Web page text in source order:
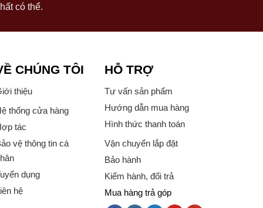
có thể.
CHÚNG TÔI
thiệu
thống cửa hàng
tác
vệ thông tin cá
dụng
hệ
HỖ TRỢ
Tư vấn sản phẩm
Hướng dẫn mua hàng
Hình thức thanh toán
Vận chuyển lắp đặt
Bảo hành
Kiểm hành, đổi trả
Mua hàng trả góp